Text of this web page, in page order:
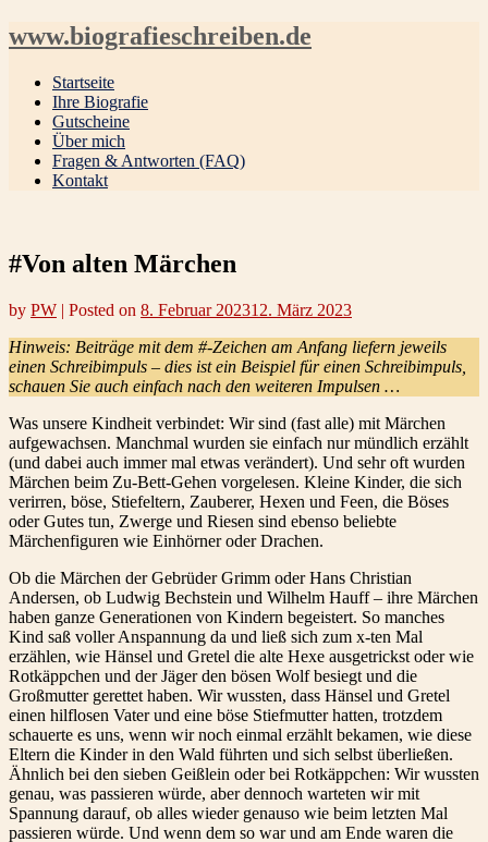
www.biografieschreiben.de
Startseite
Ihre Biografie
Gutscheine
Über mich
Fragen & Antworten (FAQ)
Kontakt
#Von alten Märchen
by PW | Posted on 8. Februar 202312. März 2023
Hinweis: Beiträge mit dem #-Zeichen am Anfang liefern jeweils
einen Schreibimpuls – dies ist ein Beispiel für einen Schreibimpuls,
schauen Sie auch einfach nach den weiteren Impulsen …
Was unsere Kindheit verbindet: Wir sind (fast alle) mit Märchen
aufgewachsen. Manchmal wurden sie einfach nur mündlich erzählt
(und dabei auch immer mal etwas verändert). Und sehr oft wurden
Märchen beim Zu-Bett-Gehen vorgelesen. Kleine Kinder, die sich
verirren, böse, Stiefeltern, Zauberer, Hexen und Feen, die Böses
oder Gutes tun, Zwerge und Riesen sind ebenso beliebte
Märchenfiguren wie Einhörner oder Drachen.
Ob die Märchen der Gebrüder Grimm oder Hans Christian
Andersen, ob Ludwig Bechstein und Wilhelm Hauff – ihre Märchen
haben ganze Generationen von Kindern begeistert. So manches
Kind saß voller Anspannung da und ließ sich zum x-ten Mal
erzählen, wie Hänsel und Gretel die alte Hexe ausgetrickst oder wie
Rotkäppchen und der Jäger den bösen Wolf besiegt und die
Großmutter gerettet haben. Wir wussten, dass Hänsel und Gretel
einen hilflosen Vater und eine böse Stiefmutter hatten, trotzdem
schauerte es uns, wenn wir noch einmal erzählt bekamen, wie diese
Eltern die Kinder in den Wald führten und sich selbst überließen.
Ähnlich bei den sieben Geißlein oder bei Rotkäppchen: Wir wussten
genau, was passieren würde, aber dennoch warteten wir mit
Spannung darauf, ob alles wieder genauso wie beim letzten Mal
passieren würde. Und wenn dem so war und am Ende waren die